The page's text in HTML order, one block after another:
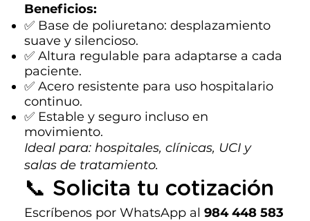
Beneficios:
✅ Base de poliuretano: desplazamiento
suave y silencioso.
✅ Altura regulable para adaptarse a cada
paciente.
✅ Acero resistente para uso hospitalario
continuo.
✅ Estable y seguro incluso en
movimiento.
Ideal para: hospitales, clínicas, UCI y
salas de tratamiento.
📞 Solicita tu cotización
Escríbenos por WhatsApp al 984 448 583